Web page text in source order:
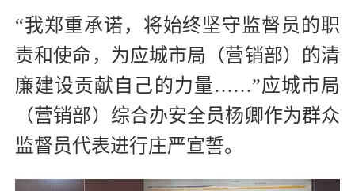
“我郑重承诺，将始终坚守监督员的职
责和使命，为应城市局（营销部）的清
廉建设贡献自己的力量……”应城市局
（营销部）综合办安全员杨卿作为群众
监督员代表进行庄严宣誓。